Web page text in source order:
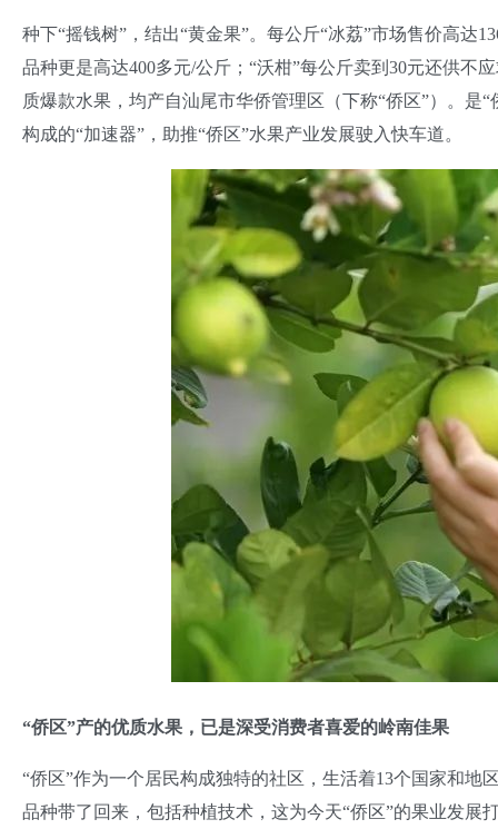
种下“摇钱树”，结出“黄金果”。每公斤“冰荔”市场售价高达
品种更是高达400多元/公斤；“沃柑”每公斤卖到30元还供不
质爆款水果，均产自汕尾市华侨管理区（下称“侨区”）。
构成的“加速器”，助推“侨区”水果产业发展驶入快车道。
“侨区”产的优质水果，已是深受消费者喜爱的岭南佳果
“侨区”作为一个居民构成独特的社区，生活着13个国家和地
品种带了回来，包括种植技术，这为今天“侨区”的果业发展